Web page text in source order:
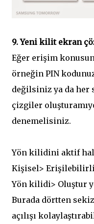
9. Yeni kilit ekran
Eğer erişim
örneğin PIN
değilsiniz ya da her
çizgiler
denemelisiniz.
Yön kilidini aktif
Kişisel>
Yön kilidi> Oluştur
Burada dörtten
açılışı